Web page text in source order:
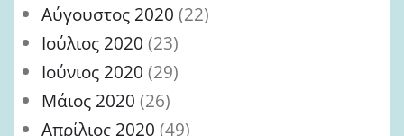
Αύγουστος 2020 (22)
Ιούλιος 2020 (23)
Ιούνιος 2020 (29)
Μάιος 2020 (26)
Απρίλιος 2020 (49)